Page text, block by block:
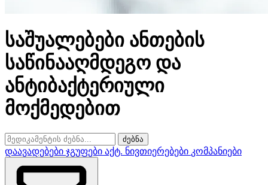
საშუალებები ანთების
საწინააღმდეგო და
ანტიბაქტერიული
მოქმედებით
ძებნა
დაავადებები ჯგუფები აქტ. ნივთიერებები კომპანიები